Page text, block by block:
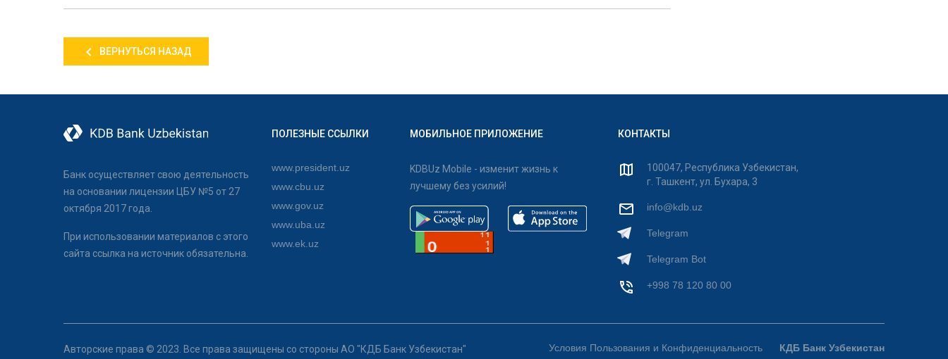
ВЕРНУТЬСЯ НАЗАД
Банк осуществляет свою деятельность
на основании лицензии ЦБУ №5 от 27
октября 2017 года.
При использовании материалов с этого
сайта ссылка на источник обязательна.
ПОЛЕЗНЫЕ ССЫЛКИ
www.president.uz
www.cbu.uz
www.gov.uz
www.uba.uz
www.ek.uz
МОБИЛЬНОЕ ПРИЛОЖЕНИЕ
KDBUz Mobile - изменит жизнь к
лучшему без усилий!
КОНТАКТЫ
100047, Республика Узбекистан,
г. Ташкент, ул. Бухара, 3
info@kdb.uz
Telegram
Telegram Bot
+998 78 120 80 00
Авторские права © 2023. Все права защищены со стороны АО "КДБ Банк Узбекистан" Условия Пользования и Конфиденциальность КДБ Банк Узбекистан